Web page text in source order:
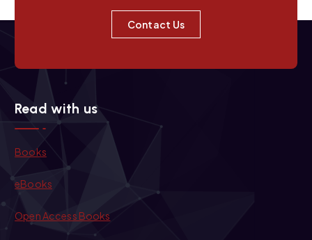
Contact Us
Read with us
Books
eBooks
Open Access Books